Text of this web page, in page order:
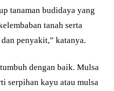
tanaman budidaya yang
tanah serta
penyakit,” katanya.
dengan baik. Mulsa
serpihan kayu atau mulsa